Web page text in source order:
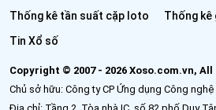
Thống kê tần suất cặp loto
Thống kê
Tin Xổ số
Copyright © 2007 - 2026 Xoso.com.vn, All
Chủ sở hữu: Công ty CP Ứng dụng Công